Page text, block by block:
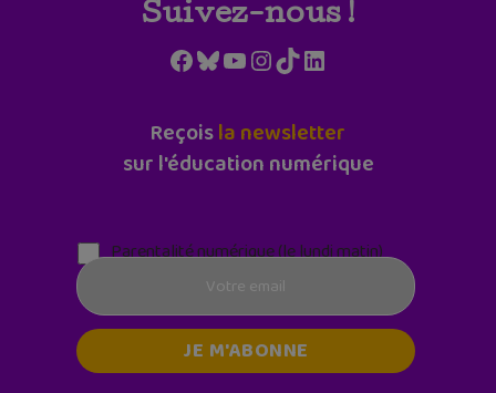
Suivez-nous !
Facebook
Bluesky
YouTube
Instagram
TikTokLinkedIn
Reçoisla newsletter
sur l'éducation numérique
Parentalité numérique (le lundi matin)